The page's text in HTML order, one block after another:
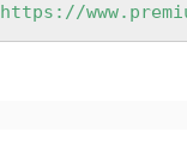
https://